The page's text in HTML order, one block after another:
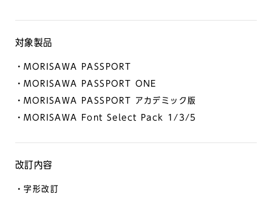
対象製品
・MORISAWA PASSPORT
・MORISAWA PASSPORT ONE
・MORISAWA PASSPORT アカデミック版
・MORISAWA Font Select Pack 1/3/5
改訂内容
・字形改訂